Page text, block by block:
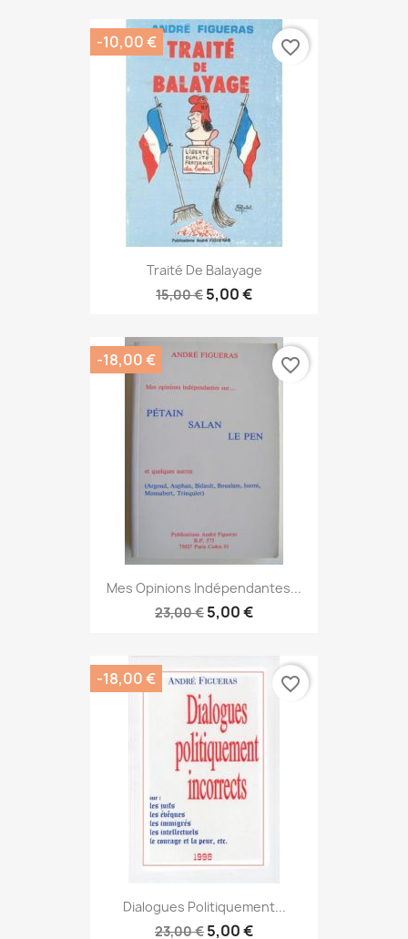
Traité De Balayage
15,00 € 5,00 €
-10,00 € favorite_border
Mes Opinions Indépendantes...
23,00 € 5,00 €
-18,00 € favorite_border
Dialogues Politiquement...
23,00 € 5,00 €
-18,00 € favorite_border